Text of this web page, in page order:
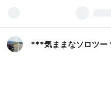
***気ままなソロツ